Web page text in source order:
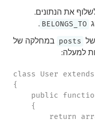
את הנתונים.
BELONGS_TO
.
posts במחלקה של
למעלה:
class User
{
public
    {
return